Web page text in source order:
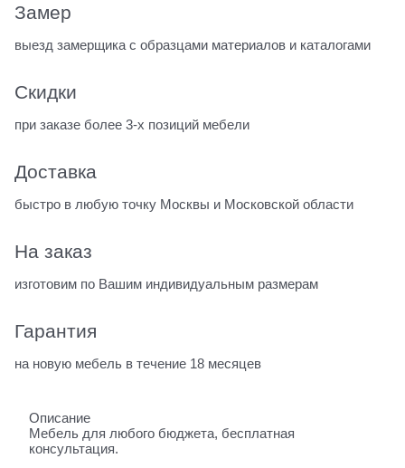
Замер
выезд замерщика с образцами материалов и каталогами
Скидки
при заказе более 3-х позиций мебели
Доставка
быстро в любую точку Москвы и Московской области
На заказ
изготовим по Вашим индивидуальным размерам
Гарантия
на новую мебель в течение 18 месяцев
Описание
Мебель для любого бюджета, бесплатная
консультация.